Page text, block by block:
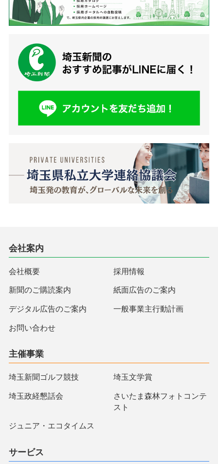
会社案内
会社概要 採用情報
新聞のご購読案内 紙面広告のご案内
デジタル広告のご案内 一般事業主行動計画
お問い合わせ
主催事業
埼玉新聞ゴルフ競技 埼玉文学賞
埼玉政経懇話会
さいたま森林フォトコンテ
スト
ジュニア・エコタイムス
サービス